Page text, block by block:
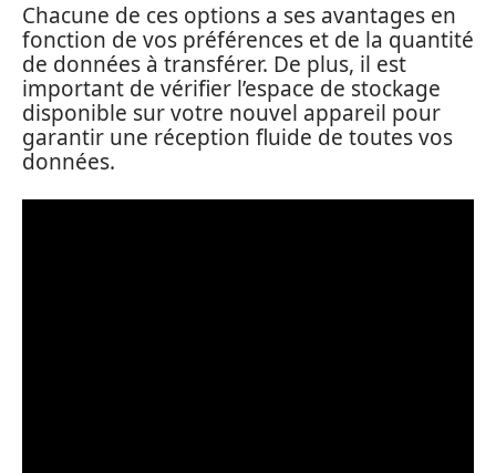
Chacune de ces options a ses avantages en
fonction de vos préférences et de la quantité
de données à transférer. De plus, il est
important de vérifier l’espace de stockage
disponible sur votre nouvel appareil pour
garantir une réception fluide de toutes vos
données.